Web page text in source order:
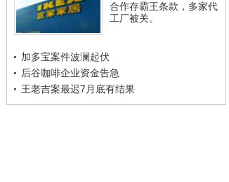
合作存霸王条款，多家代
工厂被关。
加多宝案件波澜起伏
后谷咖啡企业资金告急
王老吉案最迟7月底有结果